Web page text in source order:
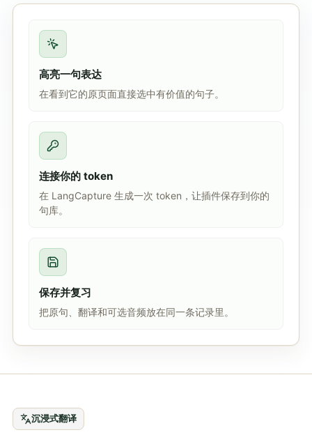
高亮一句表达
在看到它的原页面直接选中有价值的句子。
连接你的 token
在 LangCapture 生成一次 token，让插件保存到你的
句库。
保存并复习
把原句、翻译和可选音频放在同一条记录里。
沉浸式翻译